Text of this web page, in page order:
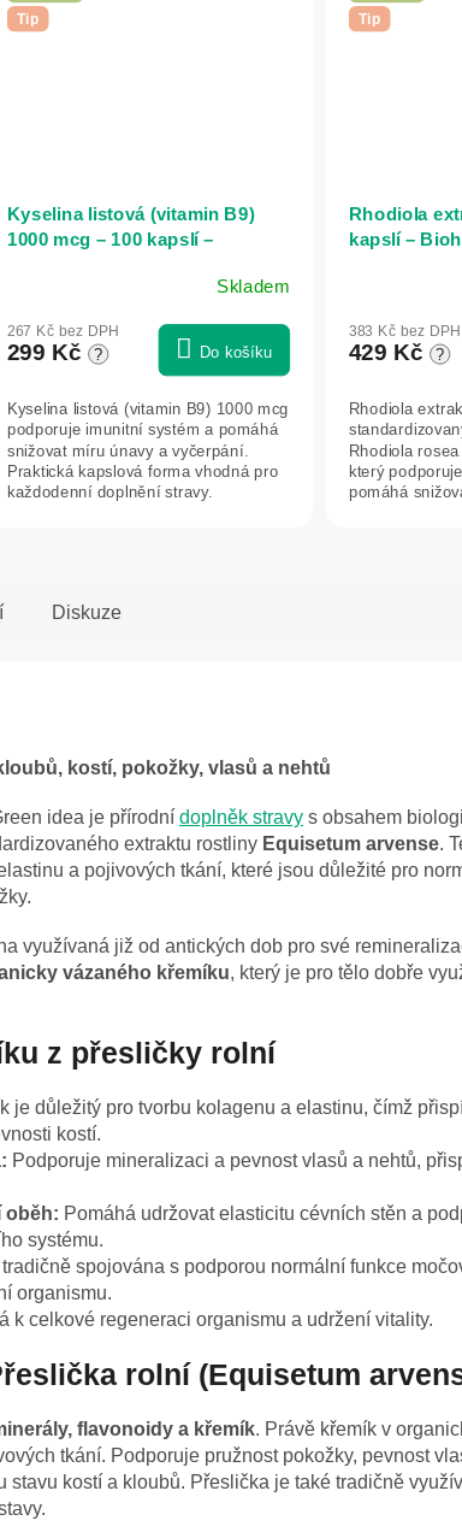
Tip
Kyselina listová (vitamin B9)
1000 mcg – 100 kapslí –
Skladem
267 Kč bez DPH
299 Kč ? Do košíku
Kyselina listová (vitamin B9) 1000 mcg
podporuje imunitní systém a pomáhá
snižovat míru únavy a vyčerpání.
Praktická kapslová forma vhodná pro
každodenní doplnění stravy.
Tip
Rhodiola
kapslí –
383 Kč bez DPH
429 Kč ?
Rhodiola
Rhodiola
který
pomáhá
Diskuze
kostí, pokožky, vlasů a nehtů
idea je přírodní doplněk stravy s obsahem
extraktu rostliny Equisetum arvense.
a pojivových tkání, které jsou důležité pro
využívaná již od antických dob pro své
vázaného křemíku, který je pro tělo dobře
z přesličky rolní
je důležitý pro tvorbu kolagenu a elastinu, čímž
kostí.
Podporuje mineralizaci a pevnost vlasů a nehtů,
oběh: Pomáhá udržovat elasticitu cévních stěn a
systému.
spojována s podporou normální funkce
organismu.
k celkové regeneraci organismu a udržení vitality.
rolní (Equisetum
flavonoidy a křemík. Právě křemík v
tkání. Podporuje pružnost pokožky, pevnost
stavu kostí a kloubů. Přeslička je také tradičně